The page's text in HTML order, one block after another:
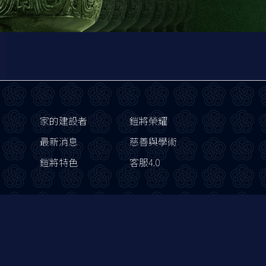
家的建設者
鎧將榮耀
最新消息
慈善與學術
鎧將特色
客服4.0